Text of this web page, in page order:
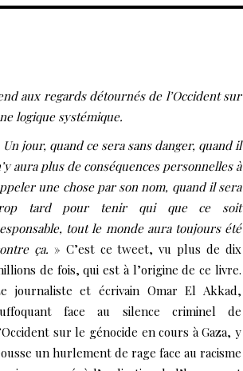
aux regards détournés de l’Occident sur
logique systémique.
Un jour, quand ce sera sans danger, quand il
aura plus de conséquences personnelles à
une chose par son nom, quand il sera
tard pour tenir qui que ce soit
tout le monde aura toujours été
ça. » C’est ce tweet, vu plus de dix
de fois, qui est à l’origine de ce livre.
journaliste et écrivain Omar El Akkad,
face au silence criminel de
sur le génocide en cours à Gaza, y
un hurlement de rage face au racisme